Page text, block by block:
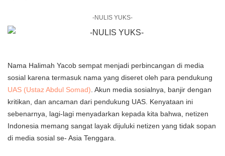
-NULIS YUKS-
Nama Halimah Yacob sempat menjadi perbincangan di media
sosial karena termasuk nama yang diseret oleh para pendukung
UAS (Ustaz Abdul Somad) . Akun media sosialnya, banjir dengan
kritikan, dan ancaman dari pendukung UAS. Kenyataan ini
sebenarnya, lagi-lagi menyadarkan kepada kita bahwa, netizen
Indonesia memang sangat layak dijuluki netizen yang tidak sopan
di media sosial se- Asia Tenggara.